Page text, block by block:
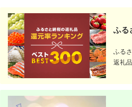
月以降】ふるさ
ントは貯ま
還元廃止後
”獲得方法を解説
長野県小谷村
税のご紹介
ふる
ふる
返礼